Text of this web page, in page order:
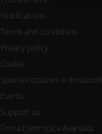
Notifications
Terms and conditions
Privacy policy
Cookie
Sponsorizzazioni e donazioni
Events
Support us
Firma Elettronica Avanzata